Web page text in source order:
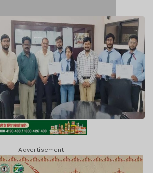
Advertisement